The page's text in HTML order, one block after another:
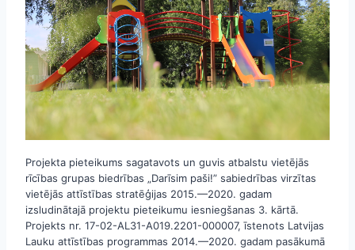
Projekta pieteikums sagatavots un guvis atbalstu vietējās
rīcības grupas biedrības „Darīsim paši!” sabiedrības virzītas
vietējās attīstības stratēģijas 2015.—2020. gadam
izsludinātajā projektu pieteikumu iesniegšanas 3. kārtā.
Projekts nr. 17-02-AL31-A019.2201-000007, īstenots Latvijas
Lauku attīstības programmas 2014.—2020. gadam pasākumā